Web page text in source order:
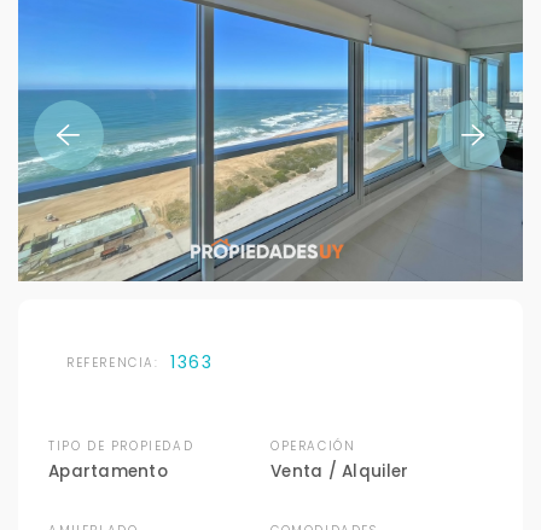
REFERENCIA: 1363
TIPO DE PROPIEDAD
Apartamento
OPERACIÓN
Venta / Alquiler